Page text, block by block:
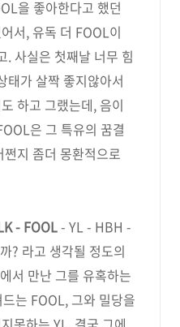
을 좋아한다고 했던
서, 유독 더 FOOL이
. 사실은 첫째날 너무 힘
태가 살짝 좋지않아서
하고 그랬는데, 음이
은 그 특유의 꿈결
지 좀더 몽환적으로
- FOOL- YL - HBH -
? 라고 생각될 정도의
서 만난 그를 유혹하는
는 FOOL, 그와 밀당을